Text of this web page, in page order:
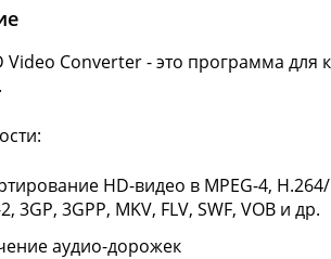
Video Converter - это программа
HD-видео в MPEG-4, H.264/
3GP, 3GPP, MKV, FLV, SWF, VOB и др.
аудио-дорожек